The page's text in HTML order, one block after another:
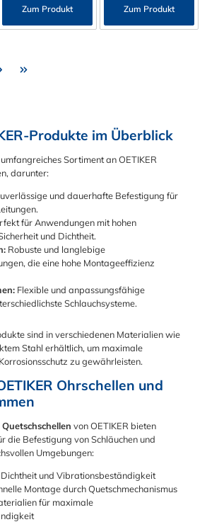
Zum Produkt Zum Produkt
Produkte im Überblick
Sortiment an OETIKER
darunter:
und dauerhafte Befestigung für
für Anwendungen mit hohen
und Dichtheit.
Robuste und langlebige
die eine hohe Montageeffizienz
Flexible und anpassungsfähige
Schlauchsysteme.
sind in verschiedenen Materialien wie
Stahl erhältlich, um maximale
zu gewährleisten.
Ohrschellen und
Quetschschellen von OETIKER bieten
die Befestigung von Schläuchen und
Umgebungen:
und Vibrationsbeständigkeit
Montage durch Quetschmechanismus
für maximale